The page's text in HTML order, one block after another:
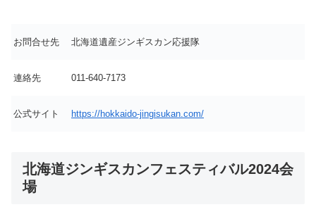
お問合せ先 北海道遺産ジンギスカン応援隊
連絡先 011-640-7173
公式サイト https://hokkaido-jingisukan.com/
北海道ジンギスカンフェスティバル2024会
場